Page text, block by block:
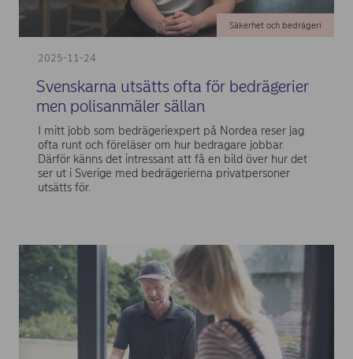
2025-11-24
Säkerhet och bedrägeri
Svenskarna utsätts ofta för bedrägerier
men polisanmäler sällan
I mitt jobb som bedrägeriexpert på Nordea reser jag
ofta runt och föreläser om hur bedragare jobbar.
Därför känns det intressant att få en bild över hur det
ser ut i Sverige med bedrägerierna privatpersoner
utsätts för.